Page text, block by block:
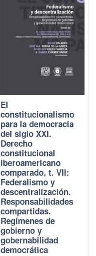
El
constitucionalismo
para la democracia
del siglo XXI.
Derecho
constitucional
iberoamericano
comparado, t. VII:
Federalismo y
descentralización.
Responsabilidades
compartidas.
Regímenes de
gobierno y
gobernabilidad
democrática